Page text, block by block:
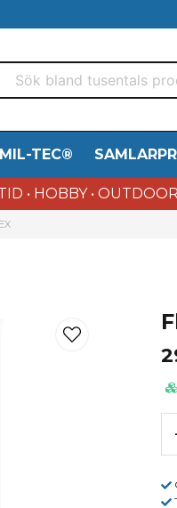
MIL-TEC®
• HOBBY •
-